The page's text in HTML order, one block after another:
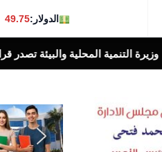
الدولار:49.75
قرارًا بإنشاء وحدة “الإستدامة